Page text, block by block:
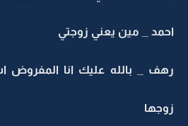
_ مين يعني زوجتي
_ بالله عليك انا المفروض